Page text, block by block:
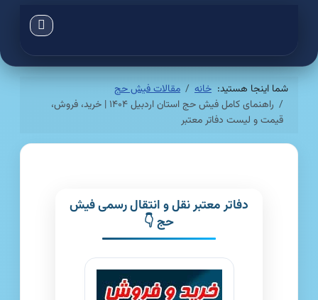
شما اینجا هستید: خانه
مقالات فیش حج
راهنمای کامل فیش حج استان اردبیل ۱۴۰۴ | خرید، فروش،
قیمت و لیست دفاتر معتبر
دفاتر معتبر نقل و انتقال رسمی فیش
حج 👇